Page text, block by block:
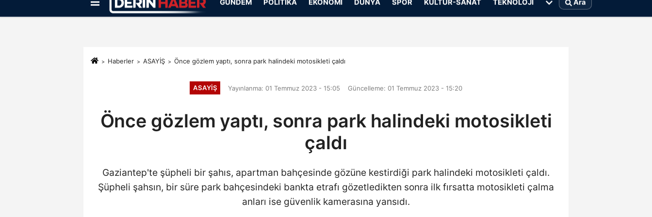
Künye İletişim Çerez Politikası
GÜNDEM POLITIKA EKONOMI DÜNYA SPOR KÜLTÜR-SANAT TEKNOLOJI Ara
Haberler ASAYİŞ Önce gözlem yaptı, sonra park halindeki motosikleti çaldı
ASAYİŞ Yayınlanma: 01 Temmuz 2023 - 15:05 Güncelleme: 01 Temmuz 2023 - 15:20
Önce gözlem yaptı, sonra park halindeki motosikleti
çaldı
Gaziantep'te şüpheli bir şahıs, apartman bahçesinde gözüne kestirdiği park halindeki motosikleti çaldı.
Şüpheli şahsın, bir süre park bahçesindeki bankta etrafı gözetledikten sonra ilk fırsatta motosikleti çalma
anları ise güvenlik kamerasına yansıdı.